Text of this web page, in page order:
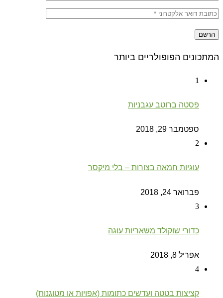
המתכונים הפופולריים ביותר
1
פסטה ברוטב עגבניות
ספטמבר 29, 2018
2
עוגיות חמאה בצורות – בלי מיקסר
פברואר 24, 2018
3
כדורי שוקולד משאריות עוגה
אפריל 8, 2018
4
קציצות בטטה ועדשים כתומות (אפויות או מטוגנות)